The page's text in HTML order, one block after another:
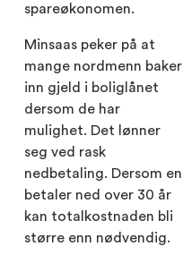
spareøkonomen.
Minsaas peker på at
mange nordmenn baker
inn gjeld i boliglånet
dersom de har
mulighet. Det lønner
seg ved rask
nedbetaling. Dersom en
betaler ned over 30 år
kan totalkostnaden bli
større enn nødvendig.